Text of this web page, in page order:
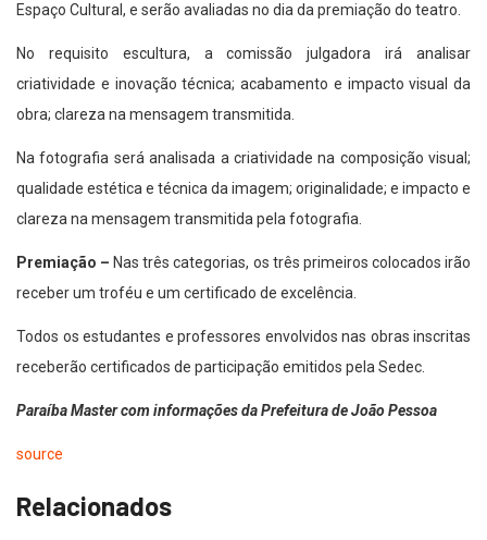
Espaço Cultural, e serão avaliadas no dia da premiação do teatro.
No requisito escultura, a comissão julgadora irá analisar
criatividade e inovação técnica; acabamento e impacto visual da
obra; clareza na mensagem transmitida.
Na fotografia será analisada a criatividade na composição visual;
qualidade estética e técnica da imagem; originalidade; e impacto e
clareza na mensagem transmitida pela fotografia.
Premiação – Nas três categorias, os três primeiros colocados irão
receber um troféu e um certificado de excelência.
Todos os estudantes e professores envolvidos nas obras inscritas
receberão certificados de participação emitidos pela Sedec.
Paraíba Master com informações da Prefeitura de João Pessoa
source
Relacionados